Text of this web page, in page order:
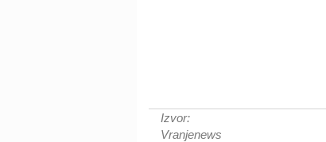
Izvor:
Vranjenews